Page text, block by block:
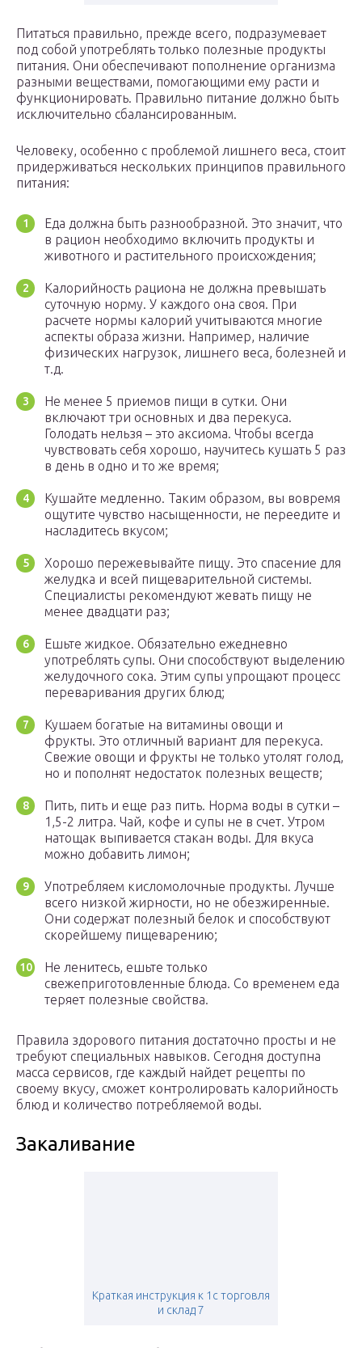
Питаться правильно, прежде всего, подразумевает
под собой употреблять только полезные продукты
питания. Они обеспечивают пополнение организма
разными веществами, помогающими ему расти и
функционировать. Правильно питание должно быть
исключительно сбалансированным.
Человеку, особенно с проблемой лишнего веса, стоит
придерживаться нескольких принципов правильного
питания:
Еда должна быть разнообразной. Это значит, что
в рацион необходимо включить продукты и
животного и растительного происхождения;
Калорийность рациона не должна превышать
суточную норму. У каждого она своя. При
расчете нормы калорий учитываются многие
аспекты образа жизни. Например, наличие
физических нагрузок, лишнего веса, болезней и
т.д.
Не менее 5 приемов пищи в сутки. Они
включают три основных и два перекуса.
Голодать нельзя – это аксиома. Чтобы всегда
чувствовать себя хорошо, научитесь кушать 5 раз
в день в одно и то же время;
Кушайте медленно. Таким образом, вы вовремя
ощутите чувство насыщенности, не переедите и
насладитесь вкусом;
Хорошо пережевывайте пищу. Это спасение для
желудка и всей пищеварительной системы.
Специалисты рекомендуют жевать пищу не
менее двадцати раз;
Ешьте жидкое. Обязательно ежедневно
употреблять супы. Они способствуют выделению
желудочного сока. Этим супы упрощают процесс
переваривания других блюд;
Кушаем богатые на витамины овощи и
фрукты. Это отличный вариант для перекуса.
Свежие овощи и фрукты не только утолят голод,
но и пополнят недостаток полезных веществ;
Пить, пить и еще раз пить. Норма воды в сутки –
1,5-2 литра. Чай, кофе и супы не в счет. Утром
натощак выпивается стакан воды. Для вкуса
можно добавить лимон;
Употребляем кисломолочные продукты. Лучше
всего низкой жирности, но не обезжиренные.
Они содержат полезный белок и способствуют
скорейшему пищеварению;
Не ленитесь, ешьте только
свежеприготовленные блюда. Со временем еда
теряет полезные свойства.
Правила здорового питания достаточно просты и не
требуют специальных навыков. Сегодня доступна
масса сервисов, где каждый найдет рецепты по
своему вкусу, сможет контролировать калорийность
блюд и количество потребляемой воды.
Закаливание
Краткая инструкция к 1с торговля
и склад 7